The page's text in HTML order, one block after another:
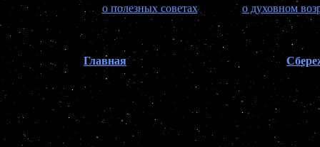
о полезных советах о духовном
Главная